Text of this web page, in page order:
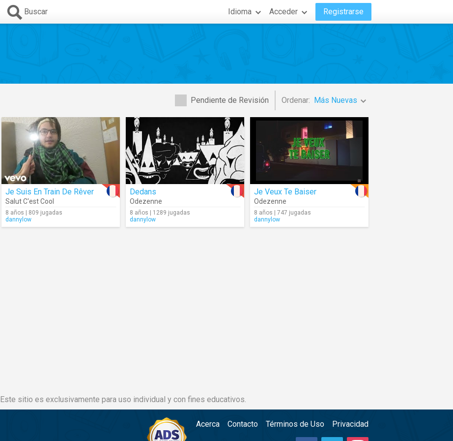
Buscar Idioma Acceder Registrarse
Pendiente de Revisión Ordenar: Más Nuevas
Je Suis En Train De Rêver
Salut C'est Cool
8 años | 809 jugadas
dannylow
Dedans
Odezenne
8 años | 1289 jugadas
dannylow
Je Veux Te Baiser
Odezenne
8 años | 747 jugadas
dannylow
Este sitio es exclusivamente para uso individual y con fines educativos.
Acerca Contacto Términos de Uso Privacidad